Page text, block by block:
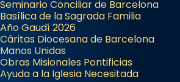
Seminario Conciliar de Barcelona
Basílica de la Sagrada Familia
Año Gaudí 2026
Cáritas Diocesana de Barcelona
Manos Unidas
Obras Misionales Pontificias
Ayuda a la Iglesia Necesitada